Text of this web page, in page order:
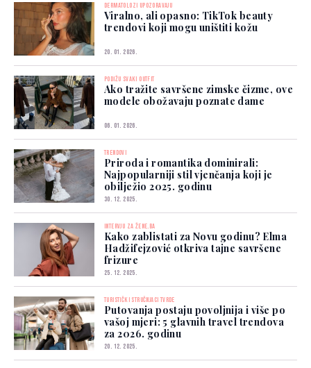
DERMATOLOZI UPOZORAVAJU
Viralno, ali opasno: TikTok beauty
trendovi koji mogu uništiti kožu
20. 01. 2026.
PODIŽU SVAKI OUTFIT
Ako tražite savršene zimske čizme, ove
modele obožavaju poznate dame
06. 01. 2026.
TRENDOVI
Priroda i romantika dominirali:
Najpopularniji stil vjenčanja koji je
obilježio 2025. godinu
30. 12. 2025.
INTERVJU ZA ŽENE.BA
Kako zablistati za Novu godinu? Elma
Hadžifejzović otkriva tajne savršene
frizure
25. 12. 2025.
TURISTIČKI STRUČNJACI TVRDE
Putovanja postaju povoljnija i više po
vašoj mjeri: 5 glavnih travel trendova
za 2026. godinu
20. 12. 2025.